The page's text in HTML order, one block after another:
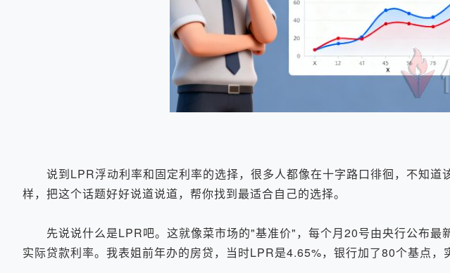
说到LPR浮动利率和固定利率的选择，很多人都像在十字路口徘徊，不知道
样，把这个话题好好说道说道，帮你找到最适合自己的选择。
先说说什么是LPR吧。这就像菜市场的"基准价"，每个月20号由央行公布最
实际贷款利率。我表姐前年办的房贷，当时LPR是4.65%，银行加了80个基点，